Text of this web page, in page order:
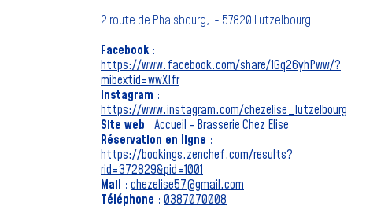
2 route de Phalsbourg, - 57820 Lutzelbourg
Facebook :
https://www.facebook.com/share/1Gq26yhPww/?
mibextid=wwXIfr
Instagram :
https://www.instagram.com/chezelise_lutzelbourg
Site web : Accueil - Brasserie Chez Elise
Réservation en ligne :
https://bookings.zenchef.com/results?
rid=372829&pid=1001
Mail : chezelise57@gmail.com
Téléphone : 0387070008